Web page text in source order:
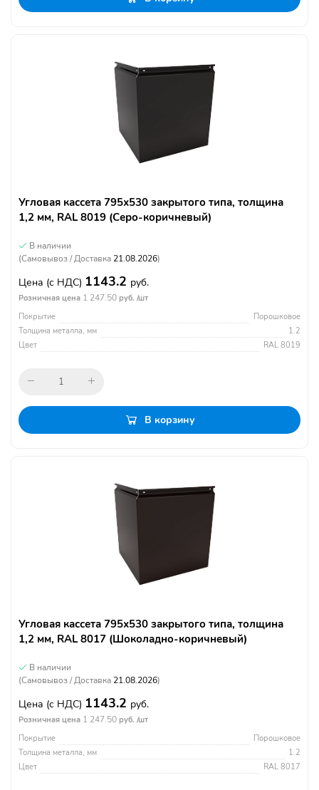
Угловая кассета 795х530 закрытого типа, толщина
1,2 мм, RAL 8019 (Серо-коричневый)
В наличии
(Самовывоз / Доставка 21.08.2026)
Цена (с НДС) 1143.2 руб.
Розничная цена 1 247.50 руб. /шт
Покрытие
Порошковое
Толщина металла, мм
1.2
Цвет
RAL 8019
В корзину
Угловая кассета 795х530 закрытого типа, толщина
1,2 мм, RAL 8017 (Шоколадно-коричневый)
В наличии
(Самовывоз / Доставка 21.08.2026)
Цена (с НДС) 1143.2 руб.
Розничная цена 1 247.50 руб. /шт
Покрытие
Порошковое
Толщина металла, мм
1.2
Цвет
RAL 8017